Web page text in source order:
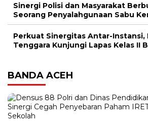
Sinergi Polisi dan Masyarakat
Seorang Penyalahgunaan Sabu
Perkuat Sinergitas Antar-Instansi,
Tenggara Kunjungi Lapas Kelas II
BANDA ACEH